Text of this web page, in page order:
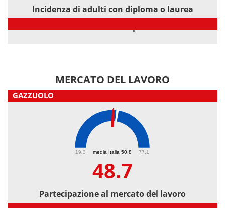
Incidenza di adulti con diploma o laurea
MERCATO DEL LAVORO
GAZZUOLO
media Italia 50.8
19.3 77.1
48.7
Partecipazione al mercato del lavoro